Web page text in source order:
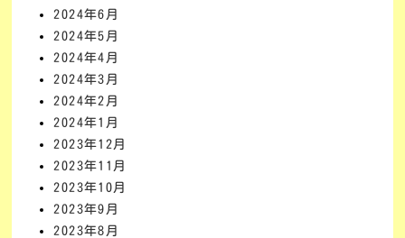
2024年6月
2024年5月
2024年4月
2024年3月
2024年2月
2024年1月
2023年12月
2023年11月
2023年10月
2023年9月
2023年8月